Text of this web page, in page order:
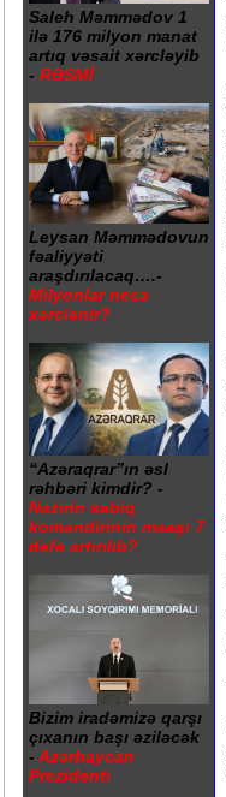
Saleh Məmmədov 1
ilə 176 milyon manat
artıq vəsait xərcləyib
- RƏSMİ
Leysan Məmmədovun
fəaliyyəti
araşdırılacaq….-
Milyonlar necə
xərclənir?
“Azəraqrar”ın əsl
rəhbəri kimdir? -
Nazirin sabiq
komandirinin maaşı 7
dəfə artırılıb?
Bizim iradəmizə qarşı
çıxanın başı əziləcək
- Azərbaycan
Prezidenti